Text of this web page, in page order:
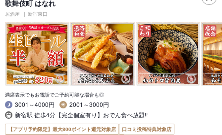
歌舞伎町 はなれ
居酒屋 新宿東口
満席表示でもお電話でご予約可能な場合も◎
3001～4000円
2001～3000円
新宿駅 徒歩4分【完全個室有り】おでん食べ放題!!
【アプリ予約限定】最大800ポイント還元対象店
口コミ投稿特典対象店